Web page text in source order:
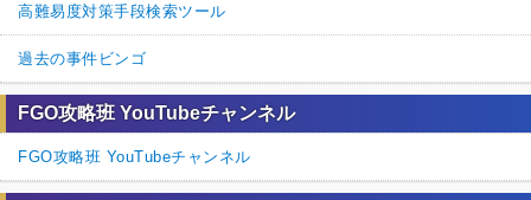
高難易度対策手段検索ツール
過去の事件ビンゴ
FGO攻略班 YouTubeチャンネル
FGO攻略班 YouTubeチャンネル